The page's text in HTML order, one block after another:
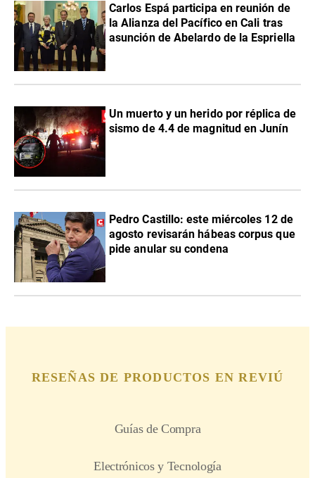
Carlos Espá participa en reunión de
la Alianza del Pacífico en Cali tras
asunción de Abelardo de la Espriella
Un muerto y un herido por réplica de
sismo de 4.4 de magnitud en Junín
Pedro Castillo: este miércoles 12 de
agosto revisarán hábeas corpus que
pide anular su condena